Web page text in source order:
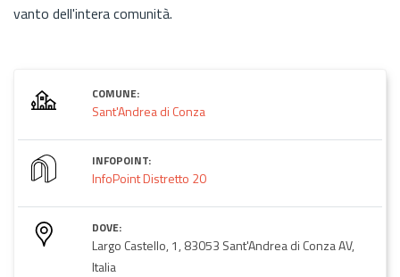
vanto dell'intera comunità.
COMUNE:
Sant'Andrea di Conza
INFOPOINT:
InfoPoint Distretto 20
DOVE:
Largo Castello, 1, 83053 Sant'Andrea di Conza AV,
Italia